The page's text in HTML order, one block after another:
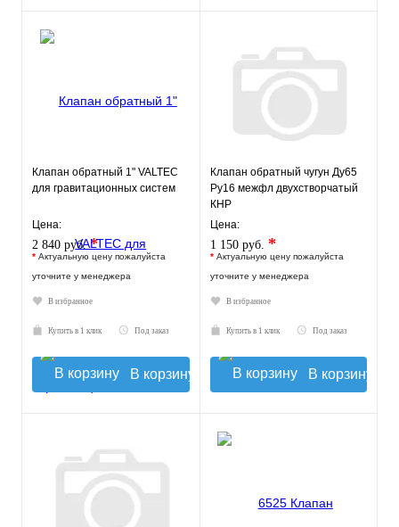
Клапан обратный 1" VALTEC
для гравитационных систем
Цена:
2 840 руб.*
* Актуальную цену пожалуйста
уточните у менеджера
В избранное
Купить в 1 клик Под заказ
В корзину
Клапан обратный чугун Ду65
Ру16 межфл двухстворчатый
КНР
Цена:
1 150 руб. *
* Актуальную цену пожалуйста
уточните у менеджера
В избранное
Купить в 1 клик Под заказ
В корзину